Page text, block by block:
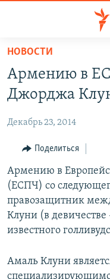
Перейти
основному
содержанию
Перейти
навигации
Перейти
поиску
НОВОСТИ
ПОЛИТИКА
ОБЩЕСТВО
ЭКОНОМИКА
РЕГИОН
НАГОРНЫЙ КАРАБАХ
КУЛЬТУРА
СПОРТ
АРХИВ
НОВОСТИ
Армению в
Джорджа
Декабрь 23, 2014
Поделиться
Армению в
(ЕСПЧ) со
правозащитник
Клуни (в
известного
Амаль Клуни